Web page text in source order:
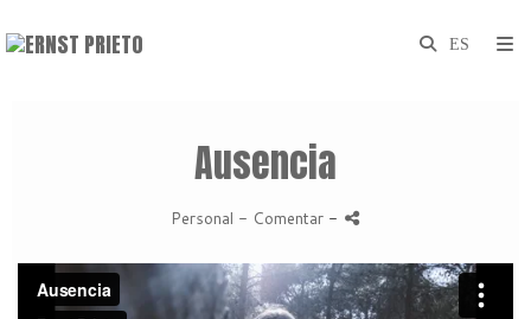
Ausencia
Personal - Comentar -